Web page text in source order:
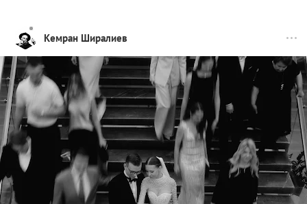
Кемран Ширалиев